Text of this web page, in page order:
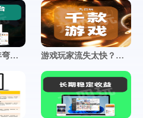
充值
一键充值，快捷方便
奖）
动，增加玩家留存率
页
台与众不同
选对平台少走十年弯路：一套靠谱的手游联运系统，到底长什么样？ 游戏玩家流失太快？这5个运营妙招，让留存率飙升！